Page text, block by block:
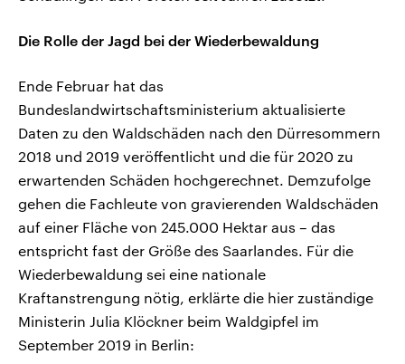
Die Rolle der Jagd bei der Wiederbewaldung
Ende Februar hat das
Bundeslandwirtschaftsministerium aktualisierte
Daten zu den Waldschäden nach den Dürresommern
2018 und 2019 veröffentlicht und die für 2020 zu
erwartenden Schäden hochgerechnet. Demzufolge
gehen die Fachleute von gravierenden Waldschäden
auf einer Fläche von 245.000 Hektar aus – das
entspricht fast der Größe des Saarlandes. Für die
Wiederbewaldung sei eine nationale
Kraftanstrengung nötig, erklärte die hier zuständige
Ministerin Julia Klöckner beim Waldgipfel im
September 2019 in Berlin: